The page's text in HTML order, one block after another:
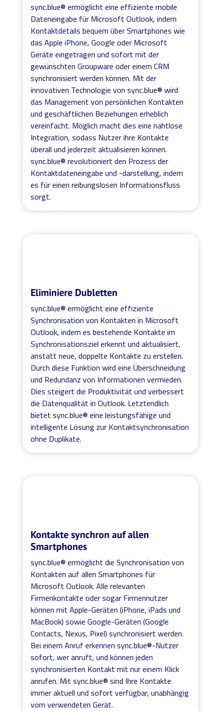
sync.blue® ermöglicht eine effiziente mobile
Dateneingabe für Microsoft Outlook, indem
Kontaktdetails bequem über Smartphones wie
das Apple iPhone, Google oder Microsoft
Geräte eingetragen und sofort mit der
gewünschten Groupware oder einem CRM
synchronisiert werden können. Mit der
innovativen Technologie von sync.blue® wird
das Management von persönlichen Kontakten
und geschäftlichen Beziehungen erheblich
vereinfacht. Möglich macht dies eine nahtlose
Integration, sodass Nutzer ihre Kontakte
überall und jederzeit aktualisieren können.
sync.blue® revolutioniert den Prozess der
Kontaktdateneingabe und -darstellung, indem
es für einen reibungslosen Informationsfluss
sorgt.
Eliminiere Dubletten
sync.blue® ermöglicht eine effiziente
Synchronisation von Kontakten in Microsoft
Outlook, indem es bestehende Kontakte im
Synchronisationsziel erkennt und aktualisiert,
anstatt neue, doppelte Kontakte zu erstellen.
Durch diese Funktion wird eine Überschneidung
und Redundanz von Informationen vermieden.
Dies steigert die Produktivität und verbessert
die Datenqualität in Outlook. Letztendlich
bietet sync.blue® eine leistungsfähige und
intelligente Lösung zur Kontaktsynchronisation
ohne Duplikate.
Kontakte synchron auf allen
Smartphones
sync.blue® ermöglicht die Synchronisation von
Kontakten auf allen Smartphones für
Microsoft Outlook. Alle relevanten
Firmenkontakte oder sogar Firmennutzer
können mit Apple-Geräten (iPhone, iPads und
MacBook) sowie Google-Geräten (Google
Contacts, Nexus, Pixel) synchronisiert werden.
Bei einem Anruf erkennen sync.blue®-Nutzer
sofort, wer anruft, und können jeden
synchronisierten Kontakt mit nur einem Klick
anrufen. Mit sync.blue® sind Ihre Kontakte
immer aktuell und sofort verfügbar, unabhängig
vom verwendeten Gerät.